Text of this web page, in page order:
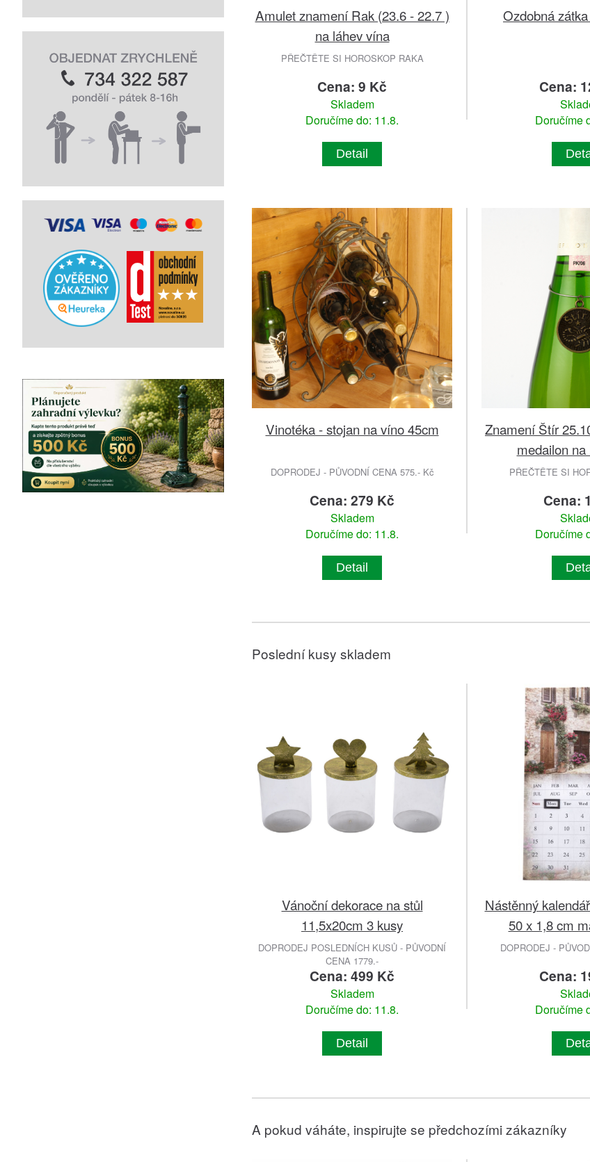
Amulet znamení Rak (23.6 - 22.7 )
na láhev vína
PŘEČTĚTE SI HOROSKOP RAKA
Cena: 9 Kč
Skladem
Doručíme do: 11.8.
Detail
Ozdobná
Cena:
Doručíme
Vinotéka - stojan na víno 45cm
DOPRODEJ - PŮVODNÍ CENA 575.- Kč
Cena: 279 Kč
Skladem
Doručíme do: 11.8.
Detail
Znamení Štír
medailon
PŘEČTĚTE SI
Cena:
Doručíme
Poslední kusy skladem
Vánoční dekorace na stůl
11,5x20cm 3 kusy
DOPRODEJ POSLEDNÍCH KUSŮ - PŮVODNÍ
CENA 1779.-
Cena: 499 Kč
Skladem
Doručíme do: 11.8.
Detail
Nástěnný
50 x 1,8 cm
DOPRODEJ -
Cena:
Doručíme
A pokud váháte, inspirujte se předchozími zákazníky